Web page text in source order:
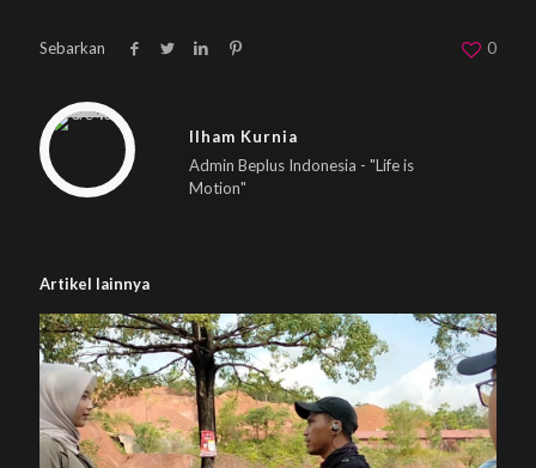
Sebarkan 0
Warning
: Trying to access array offset on null in
/home/u833233641/domains/beplus.id/public_html/wp-content/themes/betheme/includes/content-single.php
on line
286
Ilham Kurnia
Admin Beplus Indonesia - "Life is
Motion"
Artikel lainnya